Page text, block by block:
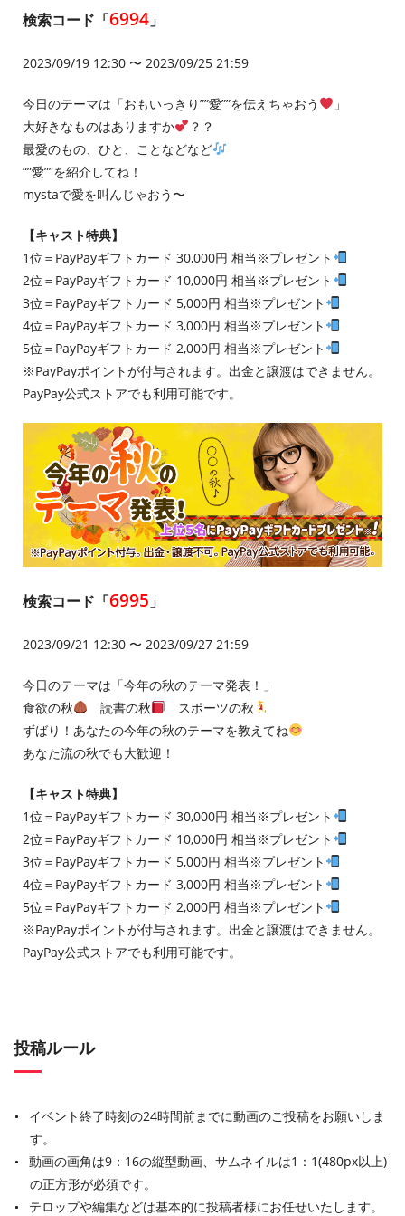
検索コード「6994 」
2023/09/19 12:30 〜 2023/09/25 21:59
今日のテーマは「おもいっきり””愛””を伝えちゃおう
」
大好きなものはありますか
？？
最愛のもの、ひと、ことなどなど
“”愛””を紹介してね！
mystaで愛を叫んじゃおう〜
【キャスト特典】
1位＝PayPayギフトカード 30,000円 相当※プレゼント
2位＝PayPayギフトカード 10,000円 相当※プレゼント
3位＝PayPayギフトカード 5,000円 相当※プレゼント
4位＝PayPayギフトカード 3,000円 相当※プレゼント
5位＝PayPayギフトカード 2,000円 相当※プレゼント
※PayPayポイントが付与されます。出金と譲渡はできません。
PayPay公式ストアでも利用可能です。
検索コード「6995 」
2023/09/21 12:30 〜 2023/09/27 21:59
今日のテーマは「今年の秋のテーマ発表！」
食欲の秋
読書の秋
スポーツの秋
ずばり！あなたの今年の秋のテーマを教えてね
あなた流の秋でも大歓迎！
【キャスト特典】
1位＝PayPayギフトカード 30,000円 相当※プレゼント
2位＝PayPayギフトカード 10,000円 相当※プレゼント
3位＝PayPayギフトカード 5,000円 相当※プレゼント
4位＝PayPayギフトカード 3,000円 相当※プレゼント
5位＝PayPayギフトカード 2,000円 相当※プレゼント
※PayPayポイントが付与されます。出金と譲渡はできません。
PayPay公式ストアでも利用可能です。
投稿ルール
イベント終了時刻の24時間前までに動画のご投稿をお願いしま
す。
動画の画角は9：16の縦型動画、サムネイルは1：1(480px以上)
の正方形が必須です。
テロップや編集などは基本的に投稿者様にお任せいたします。